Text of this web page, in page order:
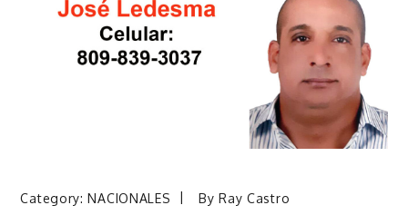
Category:NACIONALES ByRay Castro